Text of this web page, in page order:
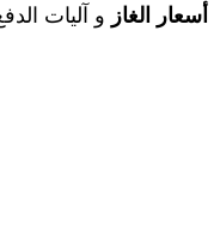
أسعار الغاز و آليات